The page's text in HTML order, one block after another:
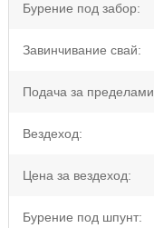
Бурение под забор:
Завинчивание свай:
Подача за
Вездеход:
Цена за вездеход:
Бурение под шпунт: